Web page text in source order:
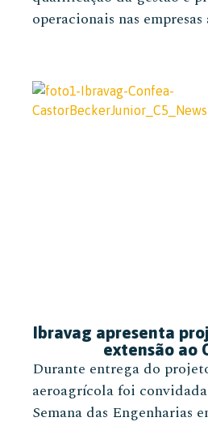
operacionais nas
Ibravag apresenta
extensão ao
Durante entrega do
aeroagrícola foi
Semana das Engenharias